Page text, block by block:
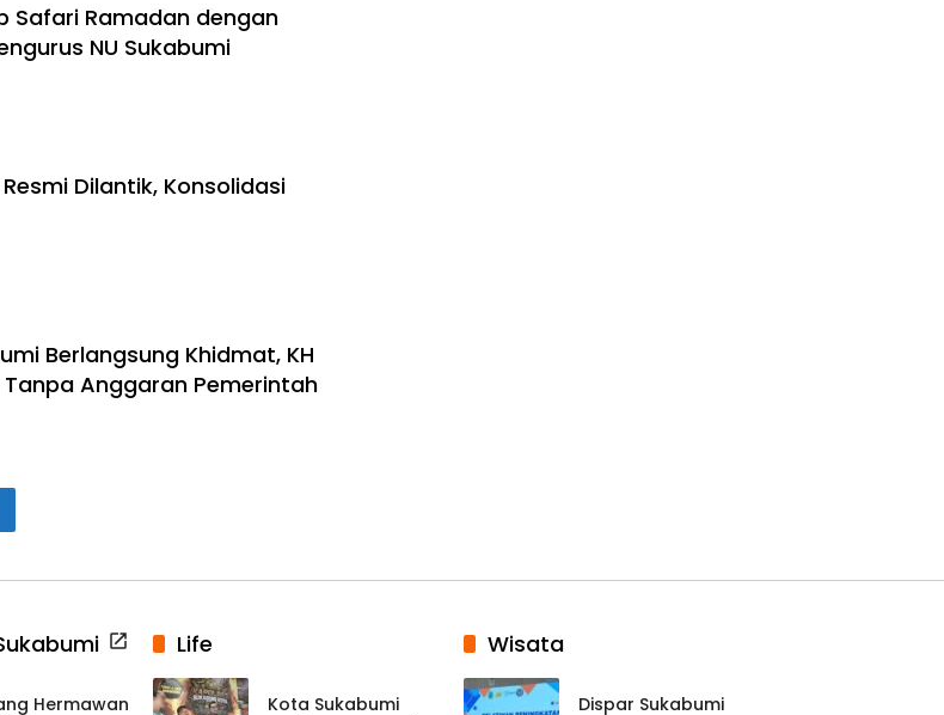
Safari Ramadan dengan
NU Sukabumi
Dilantik, Konsolidasi
Berlangsung Khidmat, KH
Tanpa Anggaran Pemerintah
Hermawan
Life
Kota Sukabumi
Wisata
Dispar Sukabumi